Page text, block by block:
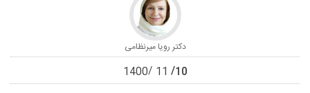
دکتر رویا میرنظامی
10
11
1400